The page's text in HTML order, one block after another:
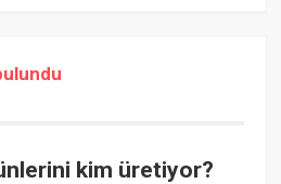
kim üretiyor?